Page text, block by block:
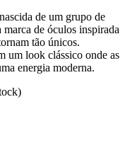
de um grupo de
de óculos inspirada
tão únicos.
um look clássico onde as
energia moderna.